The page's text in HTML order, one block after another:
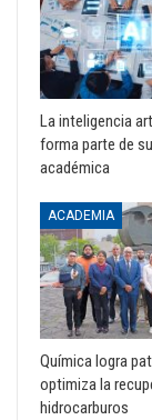
La inteligencia
forma parte de
académica
ACADEMIA
Química logra
optimiza la
hidrocarburos